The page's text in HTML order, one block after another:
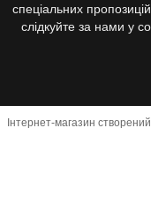
спеціальних
слідкуйте за нами у
Інтернет-магазин